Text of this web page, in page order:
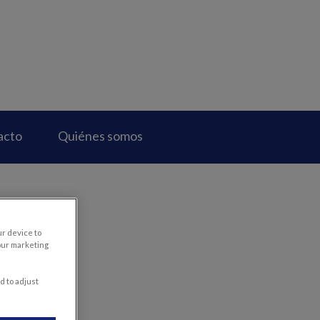
Quiénes somos
device to
marketing
to adjust